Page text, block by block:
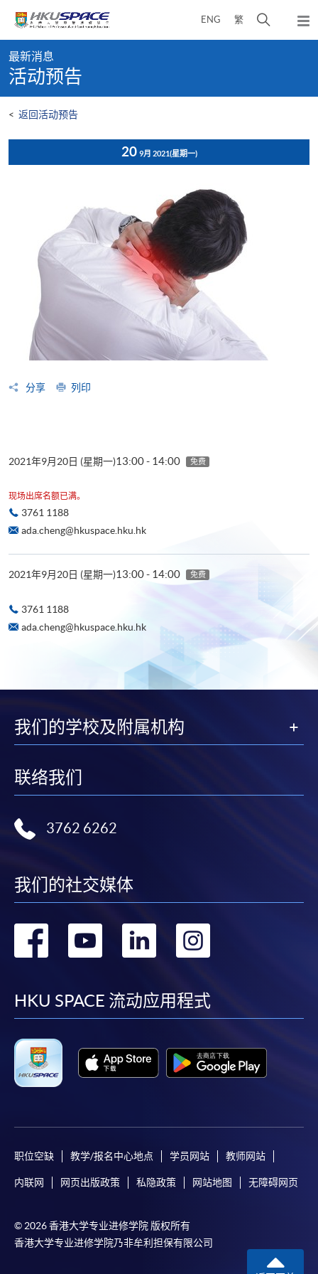
content
ENG 繁
开
弹
出
content
start
最新消息
活动预告
< 返回活动预告
20 9月 2021(星期一)
分享 列印
2021年9月20日 (星期一)13:00 - 14:00 免费
现场出席名额已满。
3761 1188
ada.cheng@hkuspace.hku.hk
2021年9月20日 (星期一)13:00 - 14:00 免费
3761 1188
ada.cheng@hkuspace.hku.hk
我们的学校及附属机构
联络我们
3762 6262
我们的社交媒体
转
facebook
转
youtube
转
linkedin
转
HKU SPACE 流动应用程式
职位空缺 教学/报名中心地点 学员网站 教师网站
内联网 网页出版政策 私隐政策 网站地图 无障碍网页
© 2026 香港大学专业进修学院 版权所有
香港大学专业进修学院乃非牟利担保有限公司